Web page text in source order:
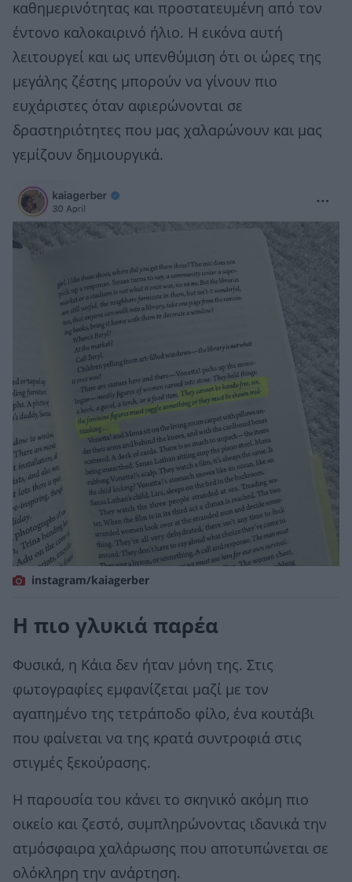
καθημερινότητας και προστατευμένη από τον
έντονο καλοκαιρινό ήλιο. Η εικόνα αυτή
λειτουργεί και ως υπενθύμιση ότι οι ώρες της
μεγάλης ζέστης μπορούν να γίνουν πιο
ευχάριστες όταν αφιερώνονται σε
δραστηριότητες που μας χαλαρώνουν και μας
γεμίζουν δημιουργικά.
instagram/kaiagerber
Η πιο γλυκιά παρέα
Φυσικά, η Κάια δεν ήταν μόνη της. Στις
φωτογραφίες εμφανίζεται μαζί με τον
αγαπημένο της τετράποδο φίλο, ένα κουτάβι
που φαίνεται να της κρατά συντροφιά στις
στιγμές ξεκούρασης.
Η παρουσία του κάνει το σκηνικό ακόμη πιο
οικείο και ζεστό, συμπληρώνοντας ιδανικά την
ατμόσφαιρα χαλάρωσης που αποτυπώνεται σε
ολόκληρη την ανάρτηση.